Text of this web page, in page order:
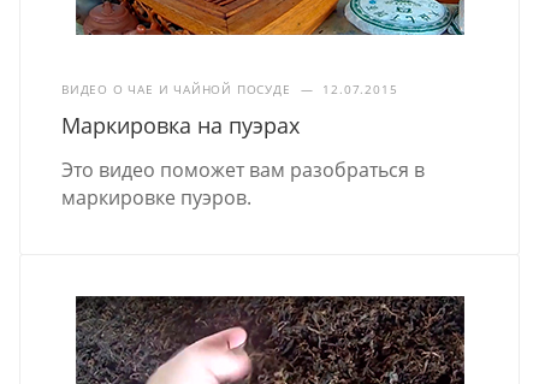
ВИДЕО О ЧАЕ И ЧАЙНОЙ ПОСУДЕ — 12.07.2015
Маркировка на пуэрах
Это видео поможет вам разобраться в
маркировке пуэров.